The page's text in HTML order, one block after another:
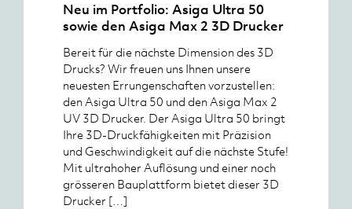
Neu im Portfolio: Asiga Ultra 50
sowie den Asiga Max 2 3D Drucker
Bereit für die nächste Dimension des 3D
Drucks? Wir freuen uns Ihnen unsere
neuesten Errungenschaften vorzustellen:
den Asiga Ultra 50 und den Asiga Max 2
UV 3D Drucker. Der Asiga Ultra 50 bringt
Ihre 3D-Druckfähigkeiten mit Präzision
und Geschwindigkeit auf die nächste Stufe!
Mit ultrahoher Auflösung und einer noch
grösseren Bauplattform bietet dieser 3D
Drucker […]